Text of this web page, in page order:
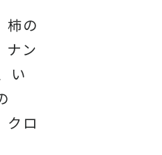
柿の
ナン
い
クロ